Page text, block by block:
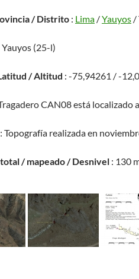
/ Distrito : Lima /Yauyos /
Yauyos (25-l)
/ Altitud : -75,94261 / -
CAN08 está localizado
: Topografía realizada en
/ mapeado / Desnivel : 130